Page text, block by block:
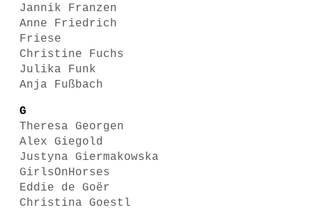
Jannik Franzen
Anne Friedrich
Friese
Christine Fuchs
Julika Funk
Anja Fußbach
G
Theresa Georgen
Alex Giegold
Justyna Giermakowska
GirlsOnHorses
Eddie de Goër
Christina Goestl